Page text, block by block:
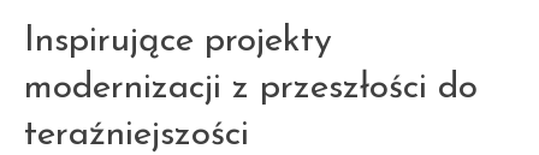
Inspirujące projekty
modernizacji z przeszłości do
teraźniejszości